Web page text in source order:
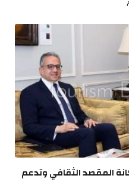
المقصد الثقافي وتدعم